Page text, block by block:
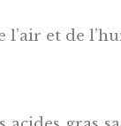
l’air et de